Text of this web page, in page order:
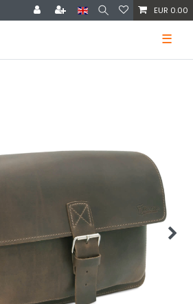
EUR 0.00
☰